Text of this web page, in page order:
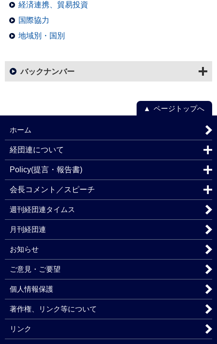
経済連携、貿易投資
国際協力
地域別・国別
バックナンバー
ページトップへ
ホーム
経団連について
Policy(提言・報告書)
会長コメント／スピーチ
週刊経団連タイムス
月刊経団連
お知らせ
ご意見・ご要望
個人情報保護
著作権、リンク等について
リンク